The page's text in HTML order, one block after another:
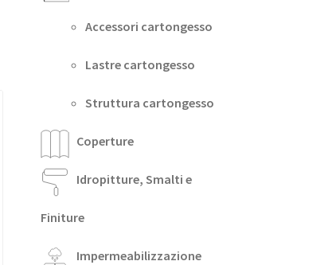
Accessori cartongesso
Lastre cartongesso
Struttura cartongesso
Coperture
Idropitture, Smalti e
Finiture
Impermeabilizzazione